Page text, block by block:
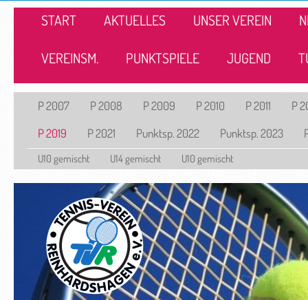
START AKTUELLES UNSER VEREIN
VEREINSM. PUNKTSPIELE JUGEND
P 2007 P 2008 P 2009 P 2010 P 2011
P
P 2019
P 2021 Punktsp. 2022 Punktsp. 2023
U10 gemischt U14 gemischt U10 gemischt